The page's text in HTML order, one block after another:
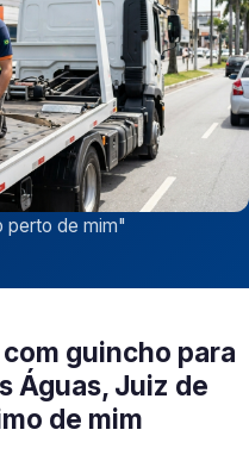
perto de mim"
guincho para
Águas, Juiz de
de mim